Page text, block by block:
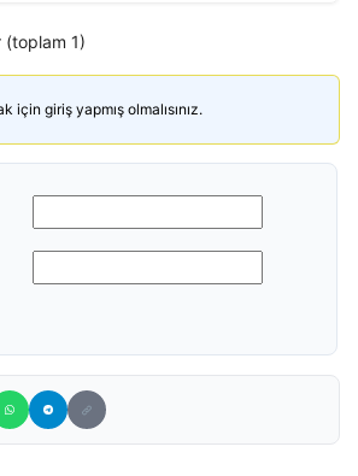
(toplam 1)
için giriş yapmış olmalısınız.